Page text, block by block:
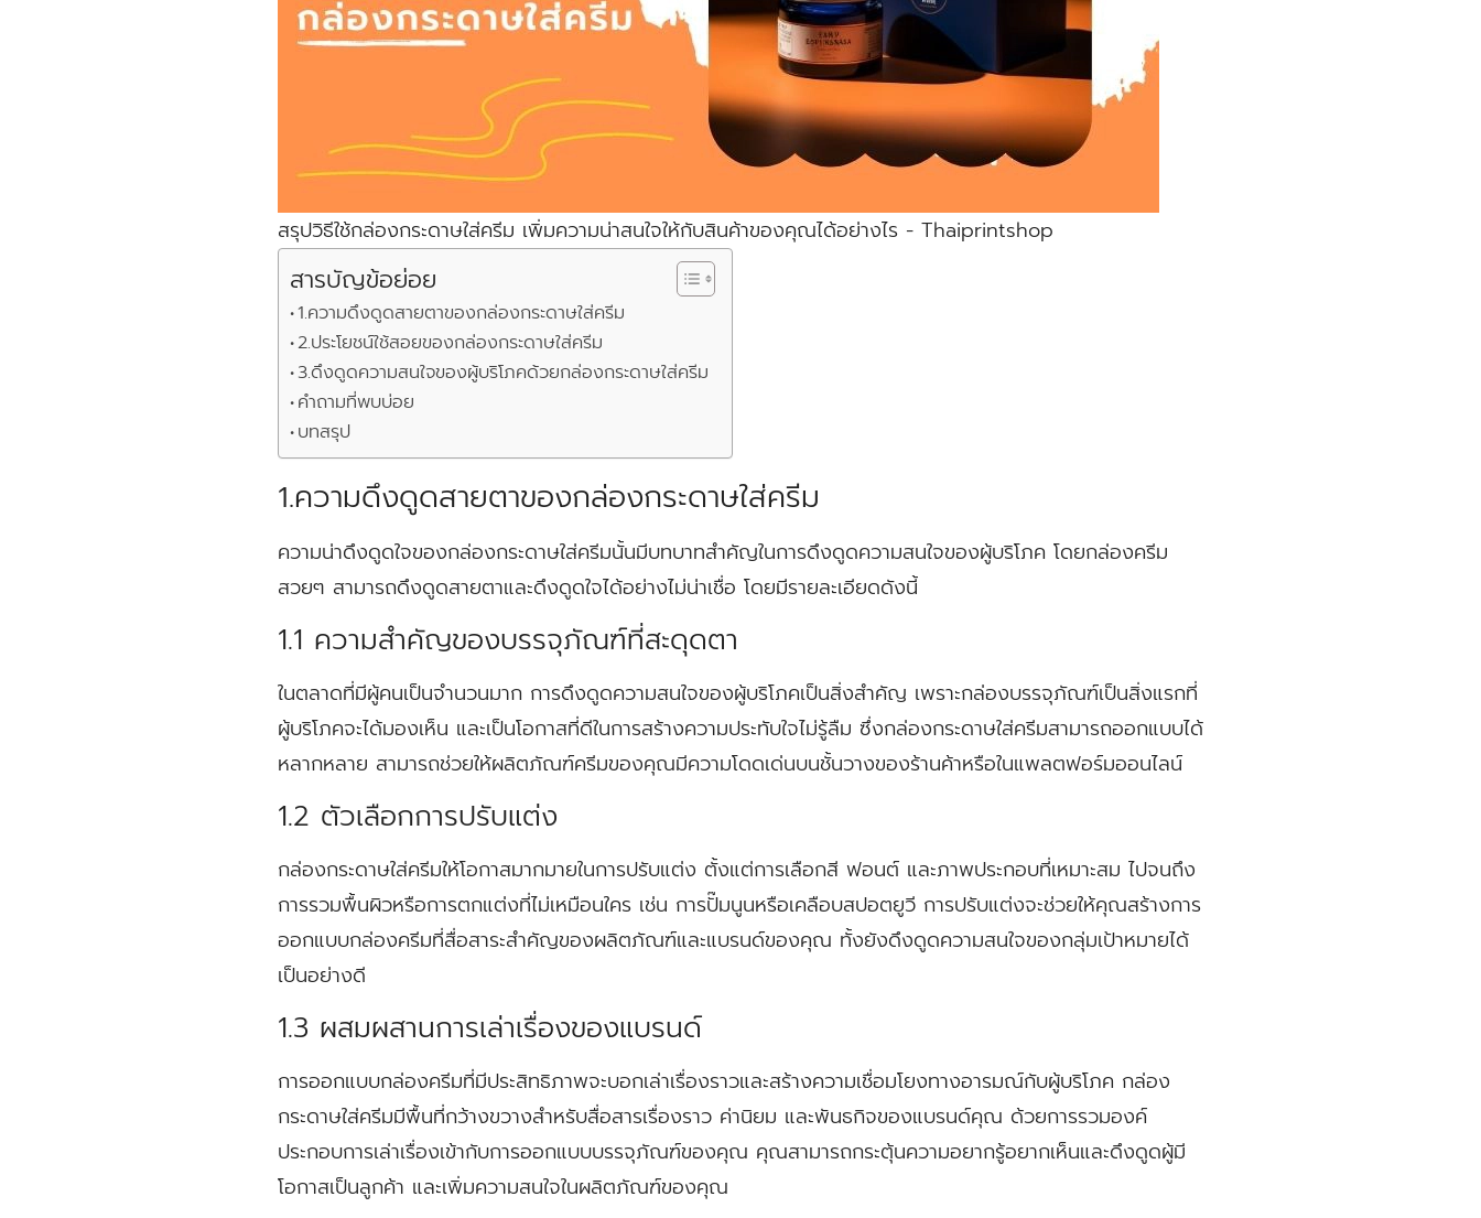
สรุปวิธีใช้กล่องกระดาษใส่ครีม เพิ่มความน่าสนใจให้กับสินค้าของคุณได้อย่างไร - Thaiprintshop
สารบัญข้อย่อย
1.ความดึงดูดสายตาของกล่องกระดาษใส่ครีม
2.ประโยชน์ใช้สอยของกล่องกระดาษใส่ครีม
3.ดึงดูดความสนใจของผู้บริโภคด้วยกล่องกระดาษใส่ครีม
คำถามที่พบบ่อย
บทสรุป
1.ความดึงดูดสายตาของกล่องกระดาษใส่ครีม
ความน่าดึงดูดใจของกล่องกระดาษใส่ครีมนั้นมีบทบาทสำคัญในการดึงดูดความสนใจของผู้บริโภค โดยกล่องครีม
สวยๆ สามารถดึงดูดสายตาและดึงดูดใจได้อย่างไม่น่าเชื่อ โดยมีรายละเอียดดังนี้
1.1 ความสำคัญของบรรจุภัณฑ์ที่สะดุดตา
ในตลาดที่มีผู้คนเป็นจำนวนมาก การดึงดูดความสนใจของผู้บริโภคเป็นสิ่งสำคัญ เพราะกล่องบรรจุภัณฑ์เป็นสิ่งแรกที่
ผู้บริโภคจะได้มองเห็น และเป็นโอกาสที่ดีในการสร้างความประทับใจไม่รู้ลืม ซึ่งกล่องกระดาษใส่ครีมสามารถออกแบบได้
หลากหลาย สามารถช่วยให้ผลิตภัณฑ์ครีมของคุณมีความโดดเด่นบนชั้นวางของร้านค้าหรือในแพลตฟอร์มออนไลน์
1.2 ตัวเลือกการปรับแต่ง
กล่องกระดาษใส่ครีมให้โอกาสมากมายในการปรับแต่ง ตั้งแต่การเลือกสี ฟอนต์ และภาพประกอบที่เหมาะสม ไปจนถึง
การรวมพื้นผิวหรือการตกแต่งที่ไม่เหมือนใคร เช่น การปั๊มนูนหรือเคลือบสปอตยูวี การปรับแต่งจะช่วยให้คุณสร้างการ
ออกแบบกล่องครีมที่สื่อสาระสำคัญของผลิตภัณฑ์และแบรนด์ของคุณ ทั้งยังดึงดูดความสนใจของกลุ่มเป้าหมายได้
เป็นอย่างดี
1.3 ผสมผสานการเล่าเรื่องของแบรนด์
การออกแบบกล่องครีมที่มีประสิทธิภาพจะบอกเล่าเรื่องราวและสร้างความเชื่อมโยงทางอารมณ์กับผู้บริโภค กล่อง
กระดาษใส่ครีมมีพื้นที่กว้างขวางสำหรับสื่อสารเรื่องราว ค่านิยม และพันธกิจของแบรนด์คุณ ด้วยการรวมองค์
ประกอบการเล่าเรื่องเข้ากับการออกแบบบรรจุภัณฑ์ของคุณ คุณสามารถกระตุ้นความอยากรู้อยากเห็นและดึงดูดผู้มี
โอกาสเป็นลูกค้า และเพิ่มความสนใจในผลิตภัณฑ์ของคุณ